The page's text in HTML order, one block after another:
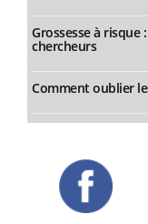
Grossesse à
chercheurs
Comment oublier